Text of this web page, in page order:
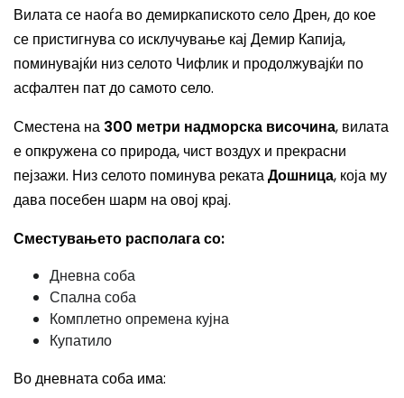
Вилата се наоѓа во демиркапиското село Дрен, до кое
се пристигнува со исклучување кај Демир Капија,
поминувајќи низ селото Чифлик и продолжувајќи по
асфалтен пат до самото село.
Сместена на 300 метри надморска височина, вилата
е опкружена со природа, чист воздух и прекрасни
пејзажи. Низ селото поминува рекатаДошница, која му
дава посебен шарм на овој крај.
Сместувањето располага со:
Дневна соба
Спална соба
Комплетно опремена кујна
Купатило
Во дневната соба има: